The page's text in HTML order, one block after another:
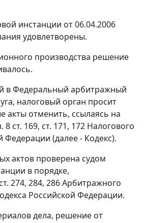
инстанции от 06.04.2006
удовлетворены.
производства решение
в Федеральный арбитражный
налоговый орган просит
акты отменить, ссылаясь на
8 ст. 169, ст. 171, 172 Налогового
Федерации (далее - Кодекс).
актов проверена судом
в порядке,
ст. 274, 284, 286Арбитражного
Российской Федерации.
дела, решение от